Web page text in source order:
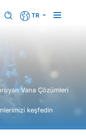
TR
Vana Çözümleri
keşfedin